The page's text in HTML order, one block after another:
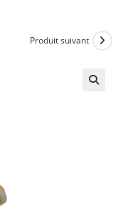
Produit suivant